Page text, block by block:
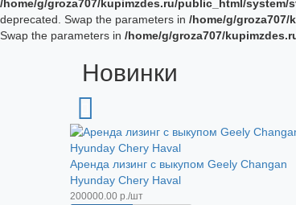
/home/g/groza707/kupimzdes.ru/public_html/
deprecated. Swap the parameters in /home/g/
Swap the parameters in /home/g/groza707/
Новинки
Аренда лизинг с выкупом Geely Changan
Hyunday Chery Haval
200000.00 р./шт